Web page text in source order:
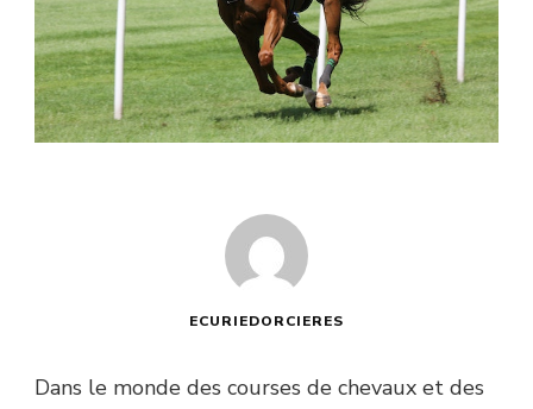
ECURIEDORCIERES
Dans le monde des courses de chevaux et des